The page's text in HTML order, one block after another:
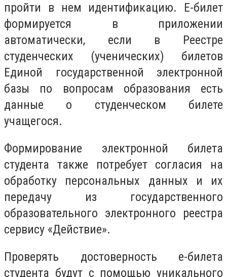
пройти в нем идентификацию. Е-билет
формируется в приложении
автоматически, если в Реестре
студенческих (ученических) билетов
Единой государственной электронной
базы по вопросам образования есть
данные о студенческом билете
учащегося.
Формирование электронной билета
студента также потребует согласия на
обработку персональных данных и их
передачу из государственного
образовательного электронного реестра
сервису «Действие».
Проверять достоверность е-билета
студента будут с помощью уникального